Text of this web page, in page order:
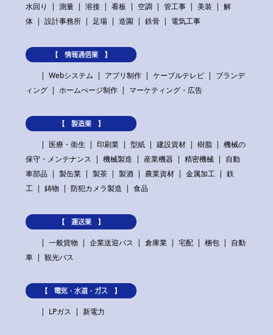
水回り
測量 溶接 看板 空調 管工事 美装
解
体
設計事務所 足場 造園 鉄骨 電気工事
【 情報通信業 】
Webシステム
アプリ制作 ケーブルテレビ
ブランデ
ィング
ホームぺージ制作 マーケティング・広告
【 製造業 】
医療・衛生
印刷業 型紙 建設資材 樹脂
機械の
保守・メンテナンス
機械製造 産業機器 精密機械
自動
車部品
製缶業 製茶 製酒 農業資材 金属加工
鉄
工
鋳物 防犯カメラ製造 食品
【 運送業 】
一般貨物
企業送迎バス 倉庫業 宅配 梱包
自動
車
観光バス
【 電気・水道・ガス 】
LPガス
新電力